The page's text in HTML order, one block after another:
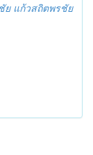
ย แก้วสถิตพรชัย